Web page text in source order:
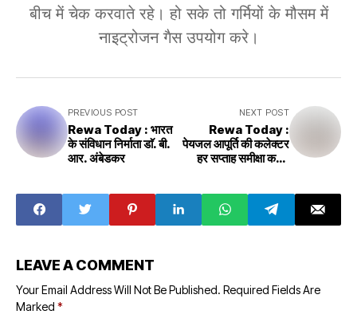
बीच में चेक करवाते रहे। हो सके तो गर्मियों के मौसम में
नाइट्रोजन गैस उपयोग करे।
PREVIOUS POST
Rewa Today : भारत
के संविधान निर्माता डाॅ. बी.
आर. अंबेडकर
NEXT POST
Rewa Today :
पेयजल आपूर्ति की कलेक्टर
हर सप्ताह समीक्षा करें -
LEAVE A COMMENT
Your Email Address Will Not Be Published. Required Fields Are
Marked *